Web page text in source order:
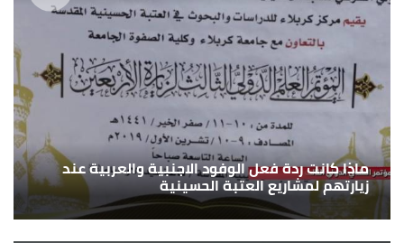
ماذا كانت ردة فعل الوفود الاجنبية والعربية عند
زيارتهم لمشاريع العتبة الحسينية